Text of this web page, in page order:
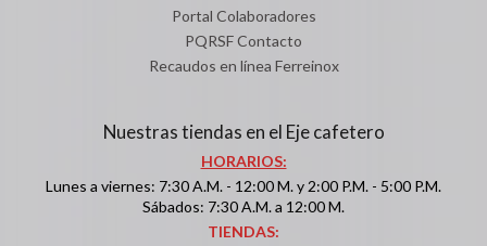
Portal Colaboradores
PQRSF Contacto
Recaudos en línea Ferreinox
Nuestras tiendas en el Eje cafetero
HORARIOS:
Lunes a viernes: 7:30 A.M. - 12:00 M. y 2:00 P.M. - 5:00 P.M.
Sábados: 7:30 A.M. a 12:00 M.
TIENDAS: